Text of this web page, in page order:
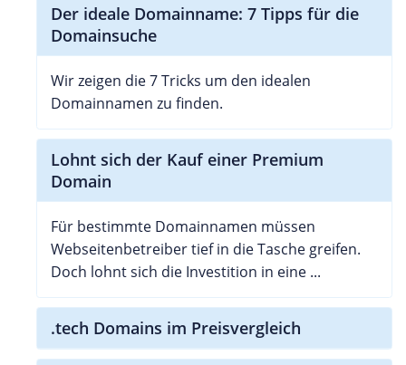
Der ideale Domainname: 7 Tipps für die
Domainsuche
Wir zeigen die 7 Tricks um den idealen
Domainnamen zu finden.
Lohnt sich der Kauf einer Premium
Domain
Für bestimmte Domainnamen müssen
Webseitenbetreiber tief in die Tasche greifen.
Doch lohnt sich die Investition in eine ...
.tech Domains im Preisvergleich